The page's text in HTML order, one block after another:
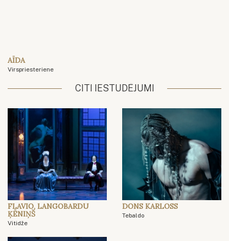
AĪDA
Virspriesteriene
CITI IESTUDĒJUMI
FLAVIO, LANGOBARDU
ĶĒNIŅŠ
Vitidže
DONS KARLOSS
Tebaldo